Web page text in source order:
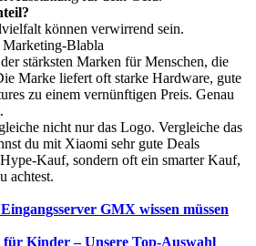
können verwirrend sein.
Blabla
stärksten Marken für Menschen, die
Marke liefert oft starke Hardware, gute
zu einem vernünftigen Preis. Genau
nicht nur das Logo. Vergleiche das
du mit Xiaomi sehr gute Deals
Kauf, sondern oft ein smarter Kauf,
achtest.
GMX wissen müssen
für Kinder – Unsere Top-Auswahl